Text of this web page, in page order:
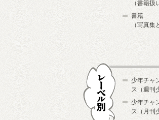
（書籍扱
書籍
（写真集
少年チャ
ス（週刊
少年チャ
ス（月刊